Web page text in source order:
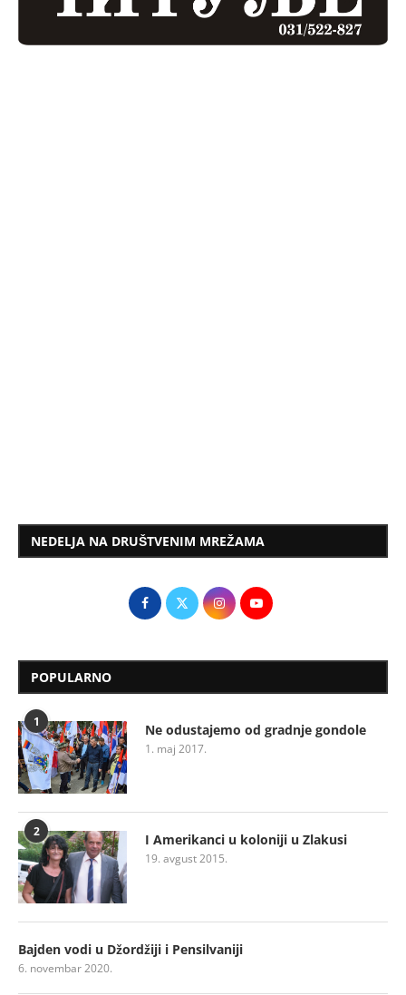
NEDELJA NA DRUŠTVENIM MREŽAMA
POPULARNO
1 Ne odustajemo od gradnje gondole
1. maj 2017.
2 I Amerikanci u koloniji u Zlakusi
19. avgust 2015.
Bajden vodi u Džordžiji i Pensilvaniji
6. novembar 2020.